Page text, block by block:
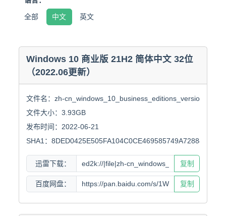
全部 中文 英文
Windows 10 商业版 21H2 简体中文 32位
（2022.06更新）
文件名：zh-
文件大小：3.93GB
发布时间：2022-06-21
SHA1：8DED0425E505FA104C0CE469585749A7288452CF
迅雷下载： 复制
百度网盘： 复制